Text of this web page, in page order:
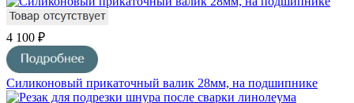
4 100 ₽
Силиконовый прикаточный валик 28мм, на подшипнике